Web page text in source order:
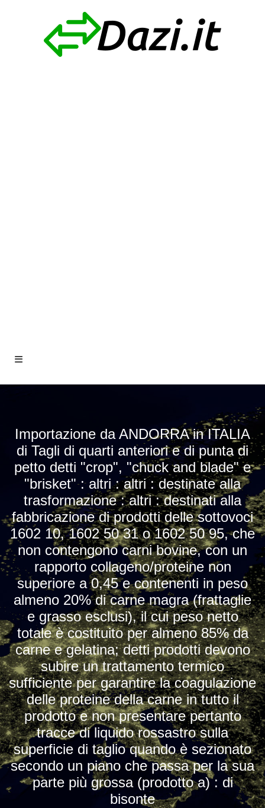
Importazione da ANDORRA in ITALIA
di Tagli di quarti anteriori e di punta di
petto detti "crop", "chuck and blade" e
"brisket" : altri : altri : destinate alla
trasformazione : altri : destinati alla
fabbricazione di prodotti delle sottovoci
1602 10, 1602 50 31 o 1602 50 95, che
non contengono carni bovine, con un
rapporto collageno/proteine non
superiore a 0,45 e contenenti in peso
almeno 20% di carne magra (frattaglie
e grasso esclusi), il cui peso netto
totale è costituito per almeno 85% da
carne e gelatina; detti prodotti devono
subire un trattamento termico
sufficiente per garantire la coagulazione
delle proteine della carne in tutto il
prodotto e non presentare pertanto
tracce di liquido rossastro sulla
superficie di taglio quando è sezionato
secondo un piano che passa per la sua
parte più grossa (prodotto a) : di
bisonte